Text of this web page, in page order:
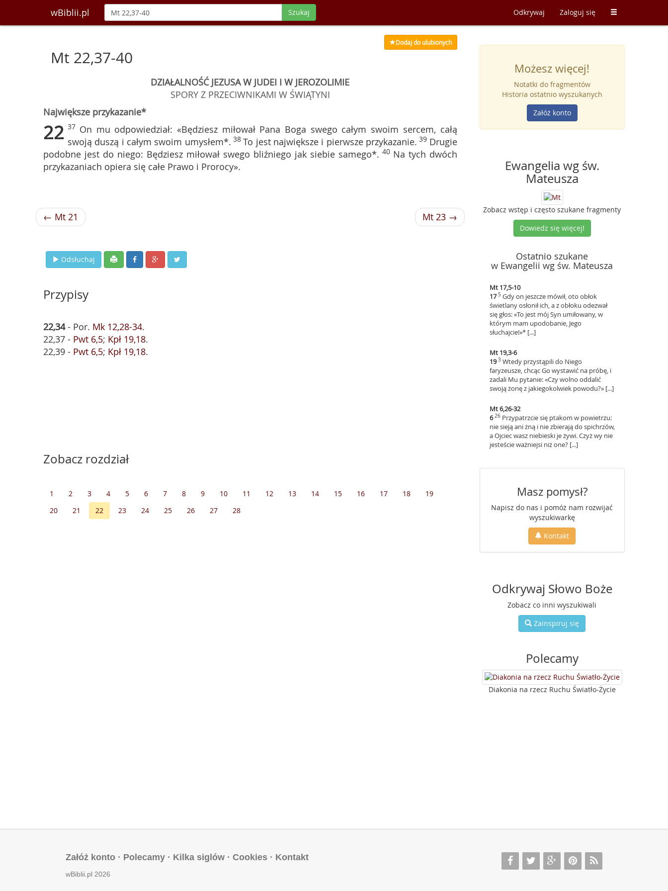
wBiblii.pl Szukaj Odkrywaj Zaloguj się
Dodaj do ulubionych
Mt 22,37-40
DZIAŁALNOŚĆ JEZUSA W JUDEI I W JEROZOLIMIE
SPORY Z PRZECIWNIKAMI W ŚWIĄTYNI
Największe przykazanie*
22 37 On mu odpowiedział: «Będziesz miłował Pana Boga swego całym swoim sercem, całą
swoją duszą i całym swoim umysłem*. 38To jest największe i pierwsze przykazanie. 39 Drugie
podobne jest do niego: Będziesz miłował swego bliźniego jak siebie samego*. 40 Na tych dwóch
przykazaniach opiera się całe Prawo i Prorocy».
← Mt 21 Mt 23 →
Odsłuchaj
Przypisy
22,34- Por. Mk 12,28-34.
22,37 - Pwt 6,5; Kpł 19,18.
22,39 - Pwt 6,5; Kpł 19,18.
Zobacz rozdział
1 2 3 4 5 6 7 8 9 10 11 12 13 14 15 16 17 18
19
20
21 22 23 24 25 26 27 28
Możesz więcej!
Notatki do fragmentów
Historia ostatnio wyszukanych
Załóż konto
Ewangelia wg św.
Mateusza
Zobacz wstęp i często szukane fragmenty
Dowiedz się więcej!
Ostatnio szukane
w Ewangelii wg św. Mateusza
Mt 17,5-10
175 Gdy on jeszcze mówił, oto obłok
świetlany osłonił ich, a z obłoku odezwał
się głos: «To jest mój Syn umiłowany, w
którym mam upodobanie, Jego
słuchajcie!»* [...]
Mt 19,3-6
193 Wtedy przystąpili do Niego
faryzeusze, chcąc Go wystawić na próbę, i
zadali Mu pytanie: «Czy wolno oddalić
swoją żonę z jakiegokolwiek powodu?» [...]
Mt 6,26-32
626 Przypatrzcie się ptakom w powietrzu:
nie sieją ani żną i nie zbierają do spichrzów,
a Ojciec wasz niebieski je żywi. Czyż wy nie
jesteście ważniejsi niż one? [...]
Masz pomysł?
Napisz do nas i pomóż nam rozwijać
wyszukiwarkę
Kontakt
Odkrywaj Słowo Boże
Zobacz co inni wyszukiwali
Zainspiruj się
Polecamy
Diakonia na rzecz Ruchu Światło-Życie
Załóż konto · Polecamy · Kilka siglów · Cookies · Kontakt
wBiblii.pl 2026